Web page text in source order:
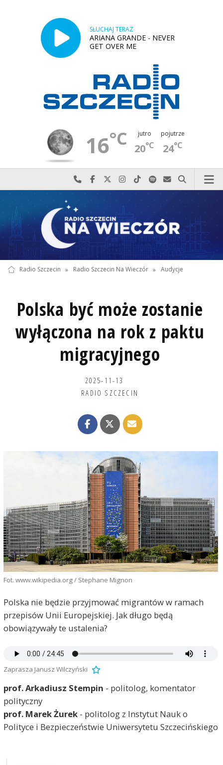
SŁUCHAJ TERAZ
ARIANA GRANDE - NEVER
GET OVER ME
16°C jutro
20°C
pojutrze
24°C
Najlepiej po prostu do nas zadzwoń
Odwiedź nas na Facebook-u
Odwiedź nas na X
Odwiedź nas na Instagram-ie
Odwiedź nas na TikTok-u
Szukaj nas na Spotify
Wyślij do nas
Szukaj
Radio Szczecin » Radio Szczecin Na Wieczór » Audycje
Polska być może zostanie
wyłączona na rok z paktu
migracyjnego
2025-11-13
RADIO SZCZECIN
Fot. www.wikipedia.org / Stephane Mignon
Polska nie będzie przyjmować migrantów w ramach
przepisów Unii Europejskiej. Jak długo będą
obowiązywały te ustalenia?
Zaprasza Janusz Wilczyński
prof. Arkadiusz Stempin - politolog, komentator
polityczny
prof. Marek Żurek - politolog z Instytut Nauk o
Polityce i Bezpieczeństwie Uniwersytetu Szczecińskiego